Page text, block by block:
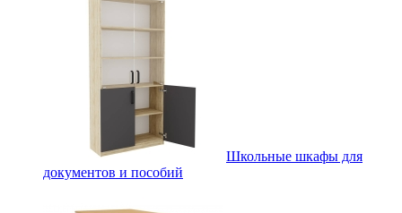
Школьные шкафы для
документов и пособий